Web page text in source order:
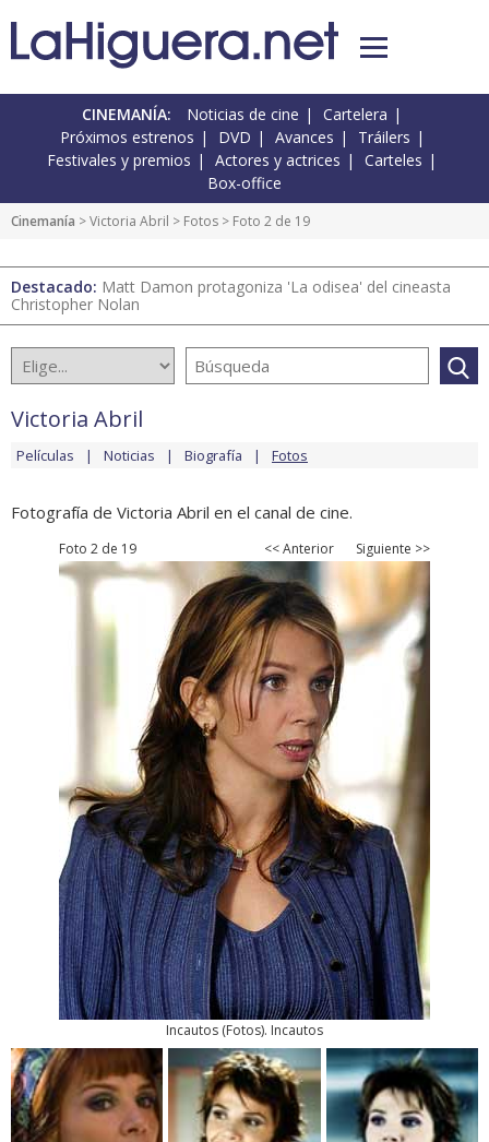
CINEMANÍA: Noticias de cine
Cartelera
Próximos estrenos
DVD Avances
Tráilers
Festivales y premios
Actores y actrices
Carteles
Box-office
Cinemanía >Victoria Abril > Fotos > Foto 2 de 19
Destacado: Matt Damon protagoniza 'La odisea' del cineasta
Christopher Nolan
Victoria Abril
Películas Noticias Biografía Fotos
Fotografía de Victoria Abril en el canal de cine.
Foto 2 de 19 << Anterior Siguiente >>
Incautos (Fotos). Incautos